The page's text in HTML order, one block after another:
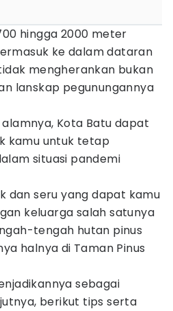
hingga 2000 meter
ke dalam dataran
mengherankan bukan
lanskap pegunungannya
Kota Batu dapat
kamu untuk tetap
situasi pandemi
dan seru yang dapat kamu
keluarga salah satunya
tengah hutan pinus
halnya di Taman Pinus
sebagai
berikut tips serta